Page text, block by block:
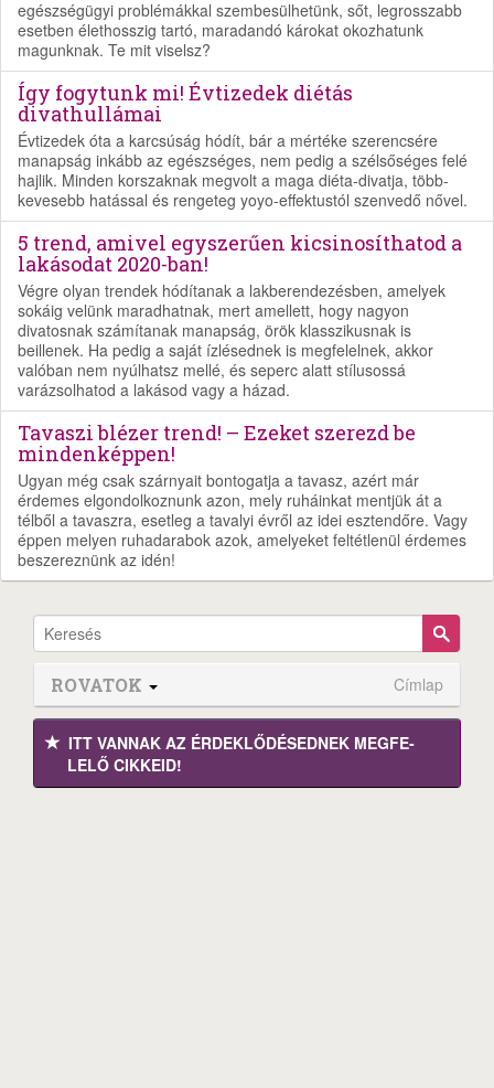
egészségügyi problémákkal szembesülhetünk, sőt, legrosszabb
esetben élethosszig tartó, maradandó károkat okozhatunk
magunknak. Te mit viselsz?
Így fogytunk mi! Évtizedek diétás
divathullámai
Évtizedek óta a karcsúság hódít, bár a mértéke szerencsére
manapság inkább az egészséges, nem pedig a szélsőséges felé
hajlik. Minden korszaknak megvolt a maga diéta-divatja, több-
kevesebb hatással és rengeteg yoyo-effektustól szenvedő nővel.
5 trend, amivel egyszerűen kicsinosíthatod a
lakásodat 2020-ban!
Végre olyan trendek hódítanak a lakberendezésben, amelyek
sokáig velünk maradhatnak, mert amellett, hogy nagyon
divatosnak számítanak manapság, örök klasszikusnak is
beillenek. Ha pedig a saját ízlésednek is megfelelnek, akkor
valóban nem nyúlhatsz mellé, és seperc alatt stílusossá
varázsolhatod a lakásod vagy a házad.
Tavaszi blézer trend! – Ezeket szerezd be
mindenképpen!
Ugyan még csak szárnyait bontogatja a tavasz, azért már
érdemes elgondolkoznunk azon, mely ruháinkat mentjük át a
télből a tavaszra, esetleg a tavalyi évről az idei esztendőre. Vagy
éppen melyen ruhadarabok azok, amelyeket feltétlenül érdemes
beszereznünk az idén!
ROVATOK Címlap
ITT VANNAK AZ ÉRDEK­LŐDÉ­SEDNEK MEGFE­
LELŐ CIKKEID!